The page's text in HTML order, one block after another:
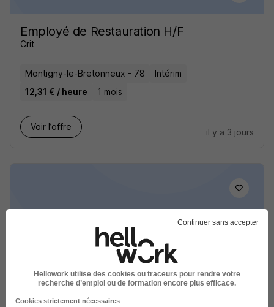
Employé de Restauration H/F
Crit
Montigny-le-Bretonneux - 78
Intérim
12,31 € / heure
1 mois
Voir l’offre
il y a 3 jours
Commis de Cuisine H/F
12,31 € / heure
1 mois
Continuer sans accepter
Hellowork utilise des cookies ou traceurs pour rendre votre
recherche d’emploi ou de formation encore plus efficace.
Cookies strictement nécessaires